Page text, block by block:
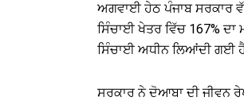
ਅਗਵਾਈ ਹੇਠ ਪੰਜਾਬ ਸਰਕਾਰ
ਸਿੰਚਾਈ ਖੇਤਰ ਵਿੱਚ 167% ਦਾ
ਸਿੰਚਾਈ ਅਧੀਨ ਲਿਆਂਦੀ ਗਈ ਹੈ,
ਸਰਕਾਰ ਨੇ ਦੋਆਬਾ ਦੀ ਜੀਵਨ